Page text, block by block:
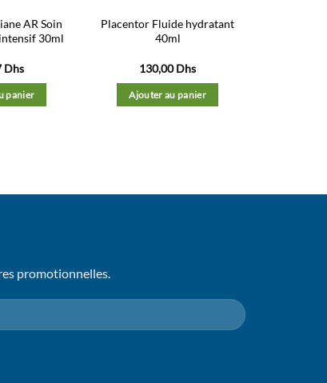
AR Soin
30ml
Dhs
panier
Placentor Fluide hydratant
40ml
130,00Dhs
Ajouter au panier
promotionnelles.